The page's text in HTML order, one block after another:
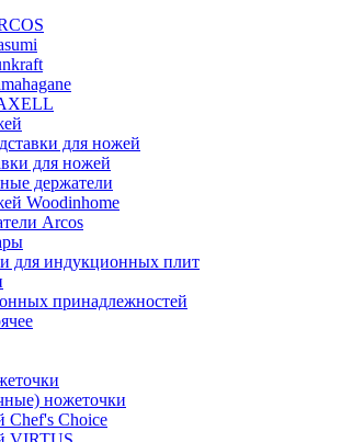
для ножей
для ножей
держатели
Woodinhome
Arcos
для индукционных плит
принадлежностей
ножеточки
Chef's Choice